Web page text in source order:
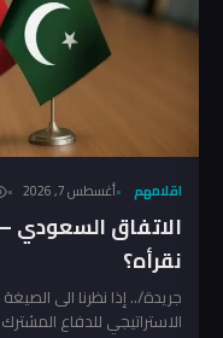
اقلامهم أغسطس 7, 2026
الاتفاق السعودي
نقرأه؟
جريدة/.. إذا نظرنا الى
الاستراتيجي للدفاع